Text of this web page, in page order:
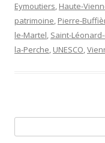
Eymoutiers, Haute-
patrimoine, Pierre-
le-Martel, Saint-
la-Perche, UNESCO,